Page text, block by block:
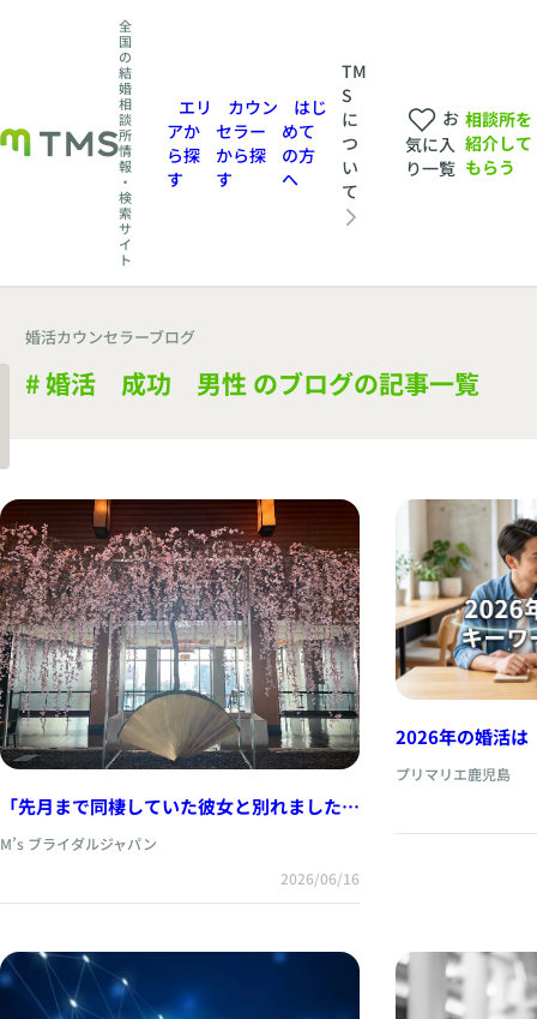
全
国
の
結
婚
相
談
所
情
報
・
検
索
サ
イ
ト
エリ
アか
ら探
す
カウン
セラー
から探
す
はじ
めて
の方
へ
TM
S
に
つ
い
て
お
気に入
り一覧
相談所を
紹介して
もらう
婚活カウンセラーブログ
# 婚活 成功 男性 のブログの記事一覧
「先月まで同棲していた彼女と別れました」
そんなご相談が急増しています。別れの後こ
そ、次の幸せへのスタートです。
M’s ブライダルジャパン
2026/06/16
2026年の婚活は
新トレンドと成
プリマリエ鹿児島